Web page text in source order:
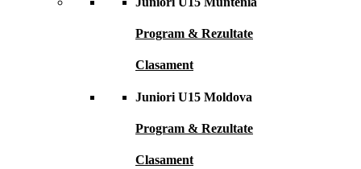
Program & Rezultate
Clasament
Juniori U15 Moldova
Program & Rezultate
Clasament